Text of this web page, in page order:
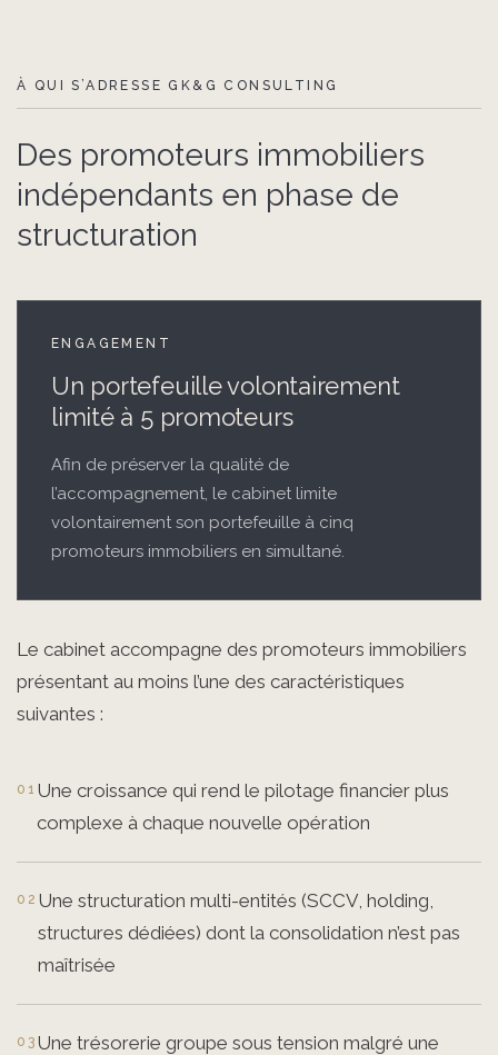
À QUI S’ADRESSE GK&G CONSULTING
Des promoteurs immobiliers
indépendants en phase de
structuration
ENGAGEMENT
Un portefeuille volontairement
limité à 5 promoteurs
Afin de préserver la qualité de
l’accompagnement, le cabinet limite
volontairement son portefeuille à cinq
promoteurs immobiliers en simultané.
Le cabinet accompagne des promoteurs immobiliers
présentant au moins l’une des caractéristiques
suivantes :
Une croissance qui rend le pilotage financier plus
complexe à chaque nouvelle opération
Une structuration multi-entités (SCCV, holding,
structures dédiées) dont la consolidation n’est pas
maîtrisée
Une trésorerie groupe sous tension malgré une